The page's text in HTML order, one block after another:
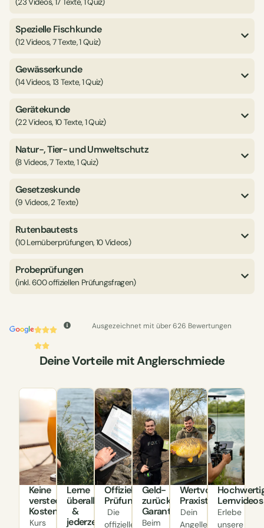
(23 Videos, 17 Texte, 1 Quiz)
Spezielle Fischkunde
(12 Videos, 7 Texte, 1 Quiz)
Gewässerkunde
(14 Videos, 13 Texte, 1 Quiz)
Gerätekunde
(22 Videos, 10 Texte, 1 Quiz)
Natur-, Tier- und Umweltschutz
(8 Videos, 7 Texte, 1 Quiz)
Gesetzeskunde
(9 Videos, 2 Texte)
Rutenbautests
(10 Lernüberprüfungen, 10 Videos)
Probeprüfungen
(inkl. 600 offiziellen Prüfungsfragen)
Ausgezeichnet mit über 626 Bewertungen
Deine Vorteile mit Anglerschmiede
Keine
versteckten
Kosten
Kurs
Lerne
überall
&
jederzeit
Offizielle
Prüfungsfragen
Die
offiziellen
Geld-
zurück-
Garantie
Beim
Wertvolle
Praxistipps
Dein
Angellehrer
Lernvideos
Erlebe
unsere